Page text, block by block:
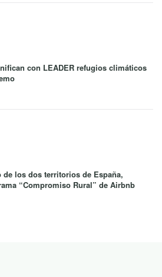
con LEADER refugios climáticos
los dos territorios de España,
“Compromiso Rural” de Airbnb